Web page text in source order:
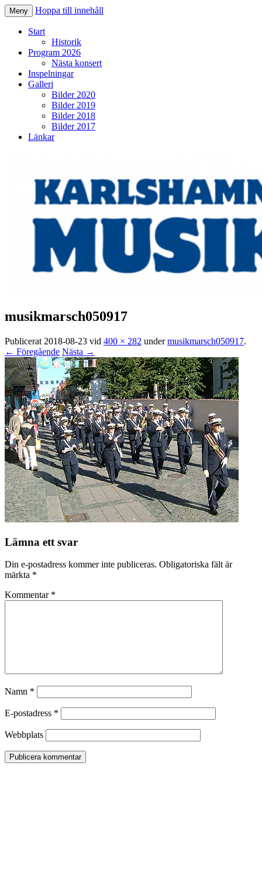
Karlshamns Musikkår
Meny Hoppa till innehåll
Start
Historik
Program 2026
Nästa konsert
Inspelningar
Galleri
Bilder 2020
Bilder 2019
Bilder 2018
Bilder 2017
Länkar
musikmarsch050917
Publicerat 2018-08-23 vid 400 × 282 undermusikmarsch050917.
← Föregående Nästa →
Lämna ett svar
Din e-postadress kommer inte publiceras. Obligatoriska fält är
märkta *
Kommentar *
Namn *
E-postadress *
Webbplats